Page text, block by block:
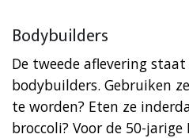
Bodybuilders
De tweede aflevering
bodybuilders. Gebruiken
te worden? Eten ze
broccoli? Voor de 50-